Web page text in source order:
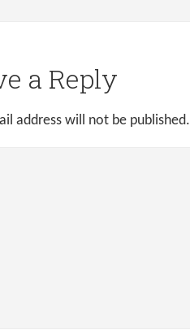
a Reply
address will not be published.